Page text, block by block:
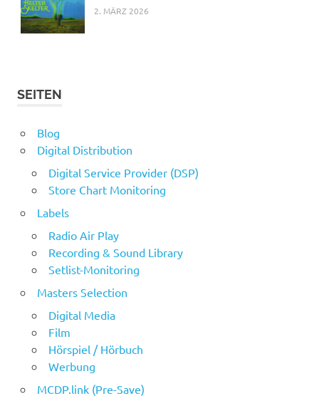
2. MÄRZ 2026
SEITEN
Blog
Digital Distribution
Digital Service Provider (DSP)
Store Chart Monitoring
Labels
Radio Air Play
Recording & Sound Library
Setlist-Monitoring
Masters Selection
Digital Media
Film
Hörspiel / Hörbuch
Werbung
MCDP.link (Pre-Save)